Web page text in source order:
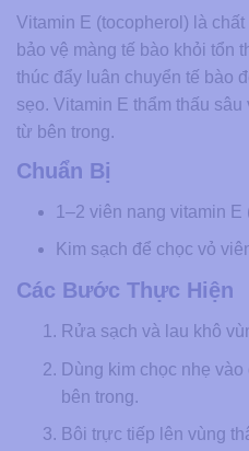
Vitamin E (tocopherol) là
bảo vệ màng tế bào khỏi tổn
thúc đẩy luân chuyển tế bào
sẹo. Vitamin E thẩm thấu
từ bên trong.
Chuẩn Bị
1–2 viên nang vitamin E
Kim sạch để chọc vỏ
Các Bước Thực Hiện
Rửa sạch và lau khô
Dùng kim chọc nhẹ
bên trong.
Bôi trực tiếp lên vùng